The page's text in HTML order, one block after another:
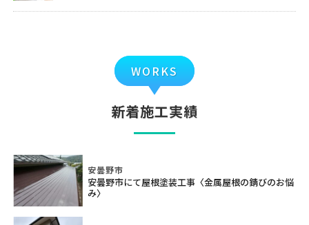
WORKS
新着施工実績
安曇野市
安曇野市にて屋根塗装工事〈金属屋根の錆びのお悩
み〉